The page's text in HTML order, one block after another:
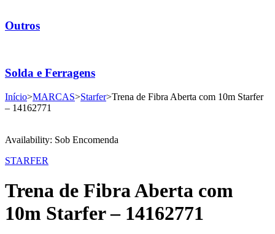
Outros
Solda e Ferragens
Início>MARCAS>Starfer>Trena de Fibra Aberta com 10m Starfer
– 14162771
Availability: Sob Encomenda
STARFER
Trena de Fibra Aberta com
10m Starfer – 14162771